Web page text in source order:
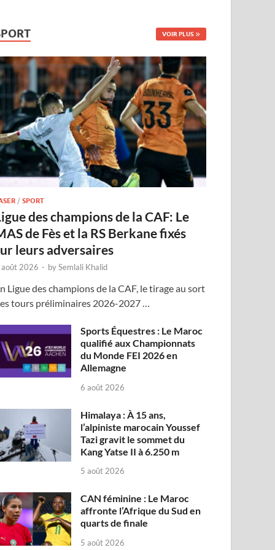
VOIR PLUS
/SPORT
des champions de la CAF: Le
de Fès et la RS Berkane fixés
leurs adversaires
2026 - bySemlali Khalid
Ligue des champions de la CAF, le tirage au sort
tours préliminaires 2026-2027 …
Sports Équestres : Le Maroc
qualifié aux Championnats
du Monde FEI 2026 en
Allemagne
6 août 2026
Himalaya : À 15 ans,
l’alpiniste marocain Youssef
Tazi gravit le sommet du
Kang Yatse II à 6.250 m
5 août 2026
CAN féminine : Le Maroc
affronte l’Afrique du Sud en
quarts de finale
5 août 2026